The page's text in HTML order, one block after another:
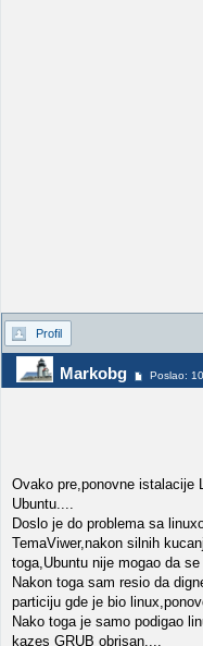
Profil
Markobg Poslao:
Ovako pre,ponovne istalacije
Ubuntu....
Doslo je do problema sa
TemaViwer,nakon silnih
toga,Ubuntu nije mogao da
Nakon toga sam resio da
particiju gde je bio
Nako toga je samo podigao
kazes GRUB obrisan....